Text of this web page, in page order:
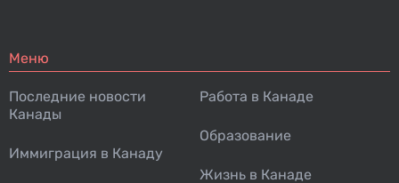
Меню
Последние новости
Канады
Иммиграция в Канаду
Работа в Канаде
Образование
Жизнь в Канаде